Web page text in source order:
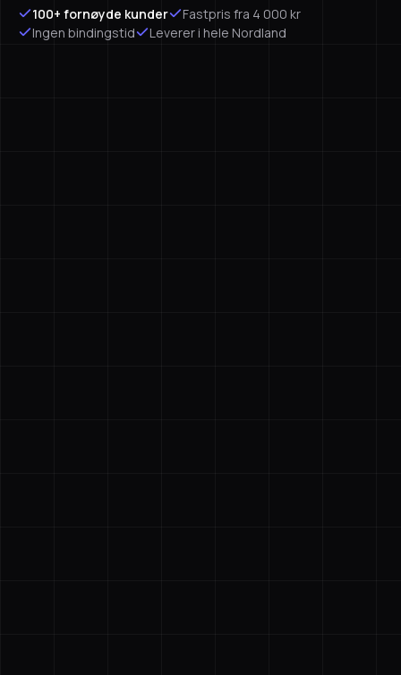
100+ fornøyde kunder
Fastpris fra 4 000 kr
Ingen bindingstid
Leverer i hele Nordland